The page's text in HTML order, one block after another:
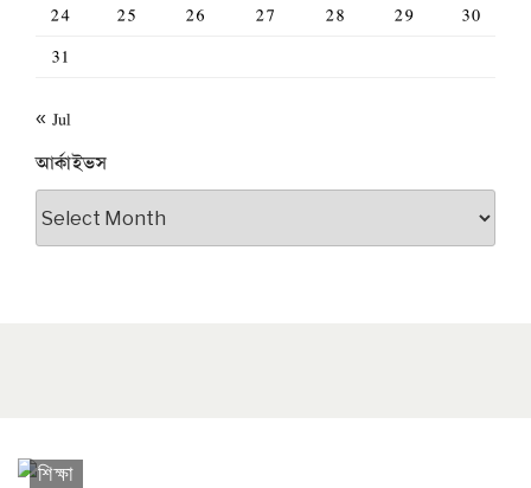
24
25 26 27 28 29
30
31
« Jul
আর্কাইভস
আর্কাইভস
শিক্ষা